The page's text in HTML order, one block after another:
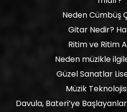
Neden Cümbüş
Gitar Nedir?
Ritim ve Ritim
Neden müzikle
Güzel Sanatlar
Müzik
Davula, Bateri’ye